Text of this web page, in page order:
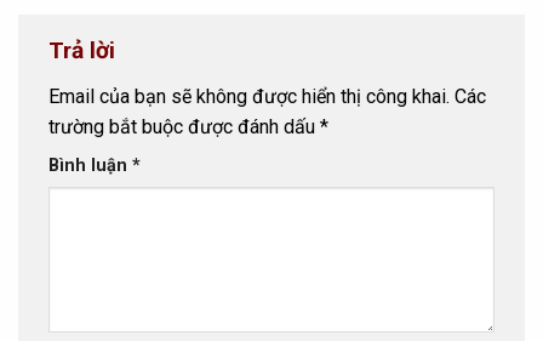
Trả lời
Email của bạn sẽ không được hiển thị công khai. Các
trường bắt buộc được đánh dấu *
Bình luận *